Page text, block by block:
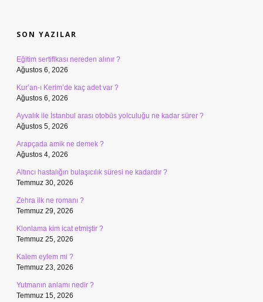
SON YAZILAR
Eğitim sertifikası nereden alınır ?
Ağustos 6, 2026
Kur’an-ı Kerim’de kaç adet var ?
Ağustos 6, 2026
Ayvalık ile İstanbul arası otobüs yolculuğu ne kadar sürer ?
Ağustos 5, 2026
Arapçada amik ne demek ?
Ağustos 4, 2026
Altıncı hastalığın bulaşıcılık süresi ne kadardır ?
Temmuz 30, 2026
Zehra ilk ne romanı ?
Temmuz 29, 2026
Klonlama kim icat etmiştir ?
Temmuz 25, 2026
Kalem eylem mi ?
Temmuz 23, 2026
Yutmanın anlamı nedir ?
Temmuz 15, 2026